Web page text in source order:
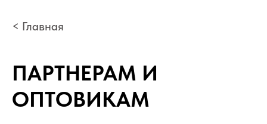
< Главная
ПАРТНЕРАМ И
ОПТОВИКАМ